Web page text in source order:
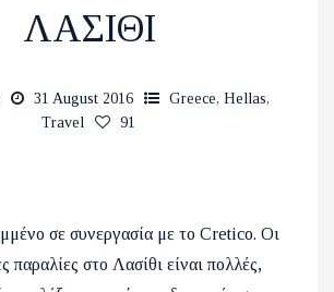
ΛΑΣΙΘΙ
31 August 2016 Greece, Hellas,
Travel
91
σε συνεργασία με τo Cretico. Οι
παραλίες στο Λασίθι είναι πολλές,